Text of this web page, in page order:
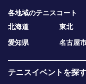
各地域のテニスコート
北海道
東北
愛知県
名古屋
テニスイベントを探